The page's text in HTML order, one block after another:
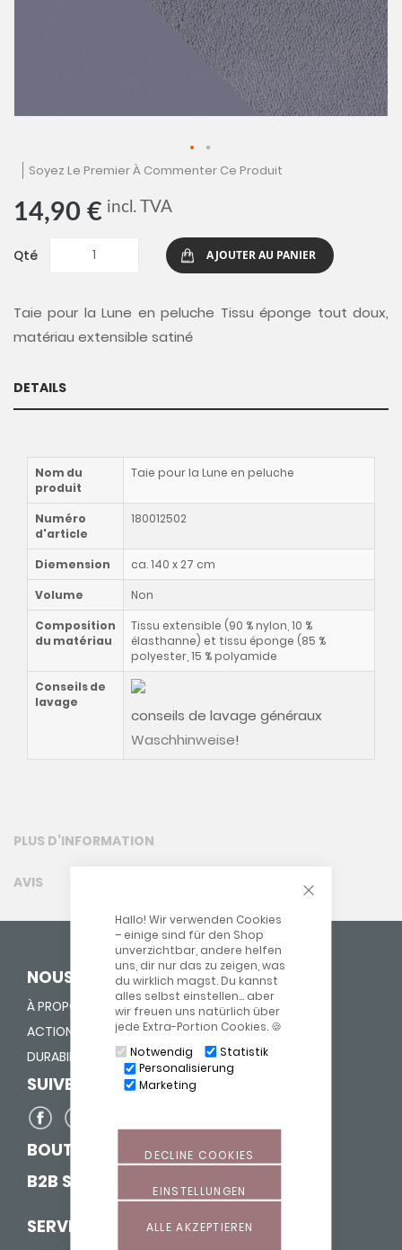
Hallo! Wir verwenden Cookies
– einige sind für den Shop
unverzichtbar, andere helfen
uns, dir nur das zu zeigen, was
du wirklich magst. Du kannst
alles selbst einstellen… aber
wir freuen uns natürlich über
jede Extra-Portion Cookies. 🍪
Notwendig
Statistik
Personalisierung
Marketing
ALLE AKZEPTIEREN
EINSTELLUNGEN
DECLINE COOKIES
Soyez Le Premier À Commenter Ce Produit
14,90 € incl. TVA
Qté AJOUTER AU PANIER
Taie pour la Lune en peluche Tissu éponge tout doux,
matériau extensible satiné
Skip
to
the
beginning
images
DETAILS
Nom du
produit
Taie pour la Lune en peluche
Numéro
d'article
180012502
Diemension
ca. 140 x 27 cm
Volume
Non
Composition
du matériau
Tissu extensible (90 % nylon, 10 %
élasthanne) et tissu éponge (85 %
polyester, 15 % polyamide
Conseils de
lavage
conseils de lavage généraux
Waschhinweise!
PLUS D’INFORMATION
AVIS
NOUS DONNONS UNE VIE
À PROPOS DE NOUS
ACTION "FOURRER NEZ"
DURABILITÉ
SUIVEZ-NOUS SUR
BOUTIQUE POUR SAGES-FEMMES
B2B SHOP
SERVICE